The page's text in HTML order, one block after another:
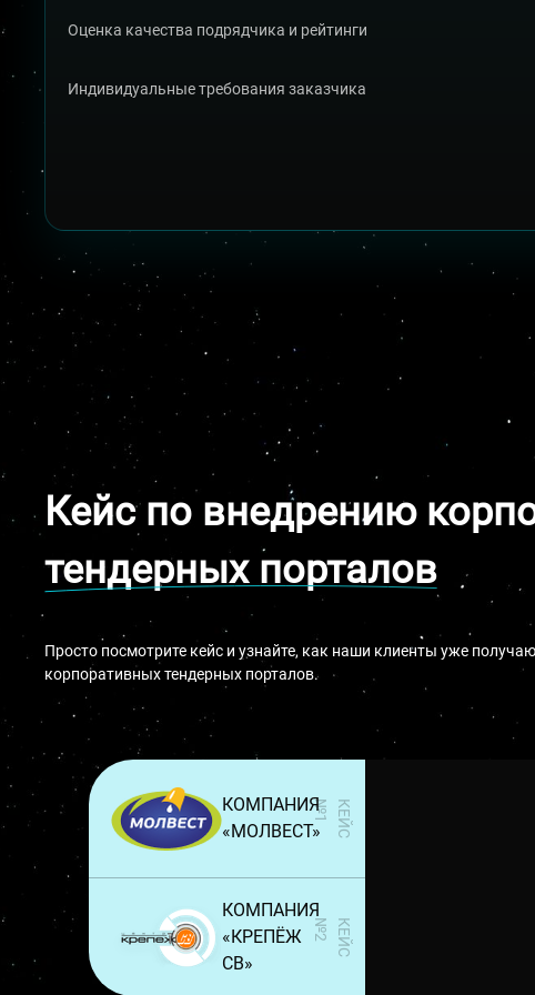
Оценка качества подрядчика и рейтинги
Индивидуальные требования заказчика
Кейс по внедрению
тендерных порталов
Просто посмотрите кейс и узнайте, как наши клиенты уже
корпоративных тендерных порталов.
КОМПАНИЯ
«МОЛВЕСТ»
К
Е
Й
С
№
1
КОМПАНИЯ
«КРЕПЁЖ
СВ»
К
Е
Й
С
№
2